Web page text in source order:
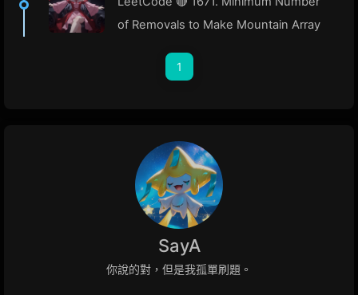
of Removals to Make Mountain Array
1
SayA
你說的對，但是我孤單刷題。